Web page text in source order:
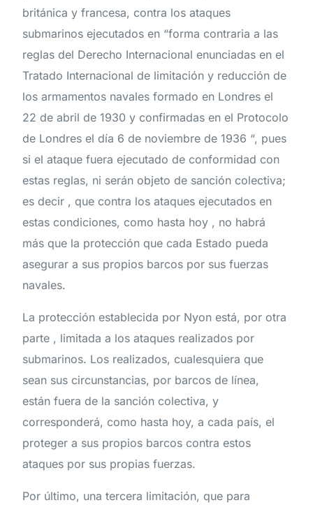
británica y francesa, contra los ataques
submarinos ejecutados en “forma contraria a las
reglas del Derecho Internacional enunciadas en el
Tratado Internacional de limitación y reducción de
los armamentos navales formado en Londres el
22 de abril de 1930 y confirmadas en el Protocolo
de Londres el día 6 de noviembre de 1936 “, pues
si el ataque fuera ejecutado de conformidad con
estas reglas, ni serán objeto de sanción colectiva;
es decir , que contra los ataques ejecutados en
estas condiciones, como hasta hoy , no habrá
más que la protección que cada Estado pueda
asegurar a sus propios barcos por sus fuerzas
navales.
La protección establecida por Nyon está, por otra
parte , limitada a los ataques realizados por
submarinos. Los realizados, cualesquiera que
sean sus circunstancias, por barcos de línea,
están fuera de la sanción colectiva, y
corresponderá, como hasta hoy, a cada país, el
proteger a sus propios barcos contra estos
ataques por sus propias fuerzas.
Por último, una tercera limitación, que para